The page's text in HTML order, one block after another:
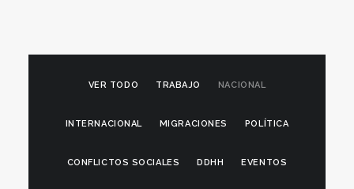
VER TODO TRABAJO NACIONAL
INTERNACIONAL MIGRACIONES POLÍTICA
CONFLICTOS SOCIALES DDHH EVENTOS